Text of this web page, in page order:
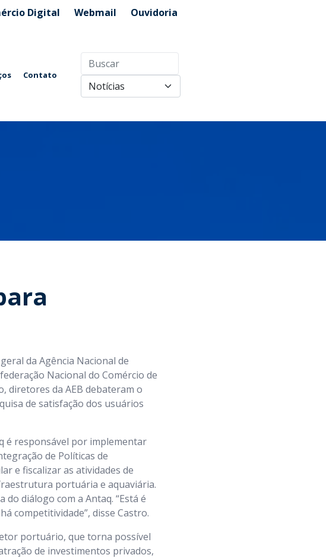
Digital Webmail Ouvidoria
Contato
da Agência Nacional de
Nacional do Comércio de
diretores da AEB debateram o
de satisfação dos usuários
é responsável por implementar
de Políticas de
e fiscalizar as atividades de
portuária e aquaviária.
do diálogo com a Antaq. “Está é
competitividade”, disse Castro.
portuário, que torna possível
de investimentos privados,